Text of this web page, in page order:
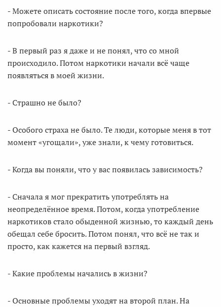
- Можете описать состояние после того, когда впервые
попробовали наркотики?
- В первый раз я даже и не понял, что со мной
происходило. Потом наркотики начали всё чаще
появляться в моей жизни.
- Страшно не было?
- Особого страха не было. Те люди, которые меня в тот
момент «угощали», уже знали, к чему готовиться.
- Когда вы поняли, что у вас появилась зависимость?
- Сначала я мог прекратить употреблять на
неопределённое время. Потом, когда употребление
наркотиков стало обыденной жизнью, то каждый день
обещал себе бросить. Потом понял, что всё не так и
просто, как кажется на первый взгляд.
- Какие проблемы начались в жизни?
- Основные проблемы уходят на второй план. На